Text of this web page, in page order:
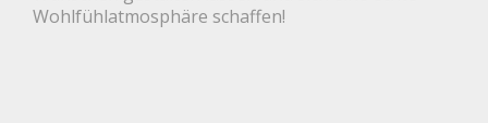
Wohlfühlatmosphäre schaffen!